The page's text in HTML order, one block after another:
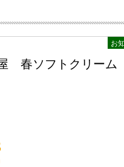
お
春ソフトクリーム